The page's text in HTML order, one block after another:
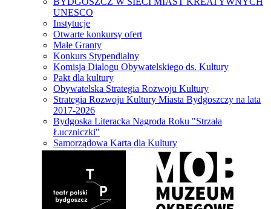
UNESCO
Instytucje
Otwarte konkursy ofert
Małe Granty
Konkurs Stypendialny
Komisja Dialogu Obywatelskiego ds. Kultury
Pakt dla kultury
Obywatelska Strategia Rozwoju Kultury
Strategia Rozwoju Kultury Miasta Bydgoszczy na lata
2017-2026
Bydgoska Literacka Nagroda Roku "Strzała
Łuczniczki"
Samorządowa Karta dla Kultury